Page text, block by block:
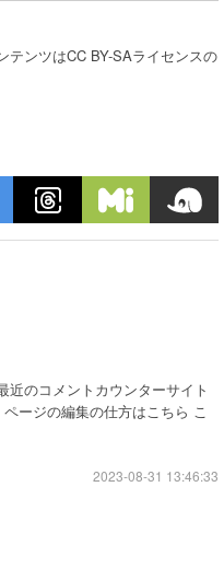
テンツはCC BY-SAライセンスの
のコメントカウンターサイト
ージの編集の仕方はこちら こ
2023-08-31 13:46:33